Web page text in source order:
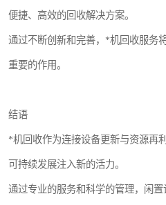
便捷、高效的回收解决方案。
通过不断创新和完善，*机回收服务
重要的作用。
结语
*机回收作为连接设备更新与资源再
可持续发展注入新的活力。
通过专业的服务和科学的管理，闲